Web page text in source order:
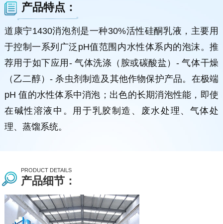
产品特点：
道康宁1430消泡剂是一种30%活性硅酮乳液，主要用
于控制一系列广泛pH值范围内水性体系内的泡沫。推
荐用于如下应用- 气体洗涤（胺或碳酸盐）- 气体干燥
（乙二醇）- 杀虫剂制造及其他作物保护产品。在极端
pH 值的水性体系中消泡；出色的长期消泡性能，即使
在碱性溶液中。用于乳胶制造、废水处理、气体处
理、蒸馏系统。
PRODUCT DETAILS
产品细节：